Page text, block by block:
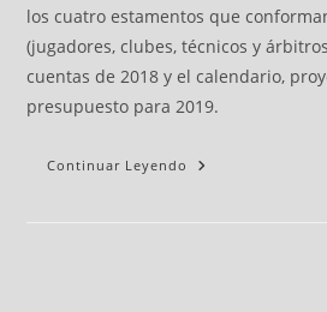
los cuatro estamentos que
(jugadores, clubes, técnicos y
cuentas de 2018 y el calendario,
presupuesto para 2019.
Continuar Leyendo